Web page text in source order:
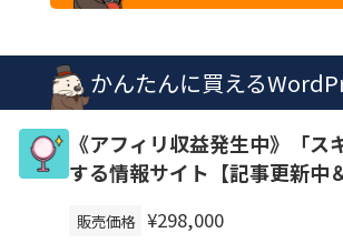
かんたんに買える
《アフィリ収益発生中》「ス
する情報サイト【記事更新中
販売価格 ¥298,000